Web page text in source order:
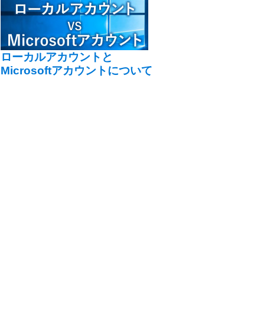
ローカルアカウントと
Microsoftアカウントについて